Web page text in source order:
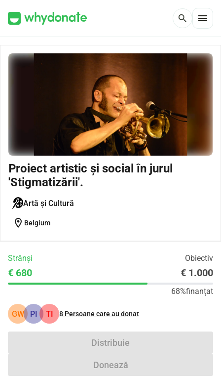
search menu
Proiect artistic și social în jurul
'Stigmatizării'.
Artă și Cultură
location_on Belgium
Strânși Obiectiv
€ 680 € 1.000
68%finanțat
GW PI TI 8 Persoane care au donat
Distribuie
Donează